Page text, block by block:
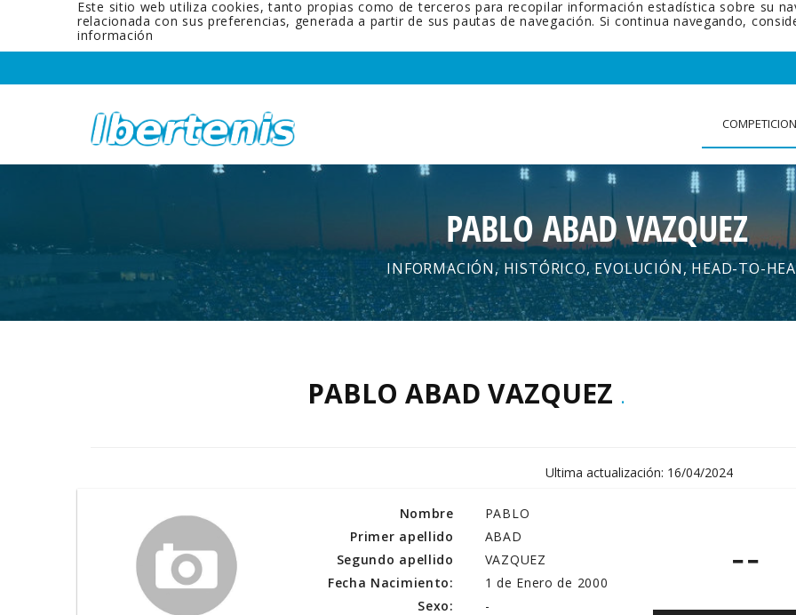
Este sitio web utiliza cookies, tanto propias como de terceros para recopilar información estadística sobre su
relacionada con sus preferencias, generada a partir de sus pautas de navegación. Si continua navegando,
información
PABLO ABAD VAZQUEZ
INFORMACIÓN, HISTÓRICO, EVOLUCIÓN, HEAD-TO-
PABLO ABAD VAZQUEZ .
Ultima actualización: 16/04/2024
Nombre
Primer apellido
Segundo apellido
Fecha Nacimiento:
Sexo:
PABLO
ABAD
VAZQUEZ
1 de Enero de 2000
-
--